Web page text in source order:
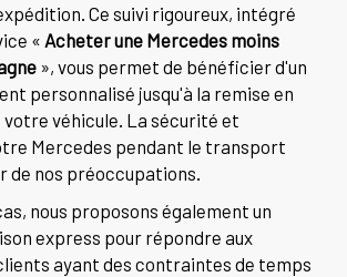
Ce suivi rigoureux, intégré
« Acheter une Mercedes moins
», vous permet de bénéficier d'un
personnalisé jusqu'à la remise en
véhicule. La sécurité et
Mercedes pendant le transport
de nos préoccupations.
nous proposons également un
express pour répondre aux
ayant des contraintes de temps